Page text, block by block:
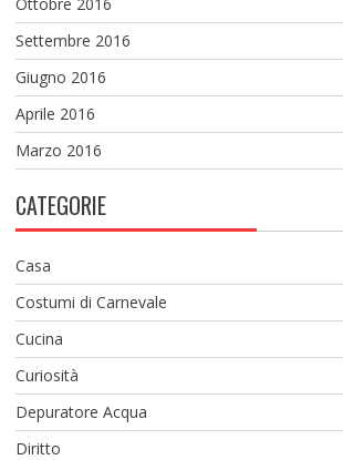
Settembre 2016
Giugno 2016
Aprile 2016
Marzo 2016
CATEGORIE
Casa
Costumi di Carnevale
Cucina
Curiosità
Depuratore Acqua
Diritto